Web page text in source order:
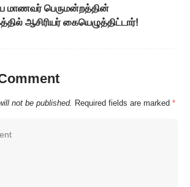
மாணவர் பெருமன்றத்தின்
ஆசிரியர் கையெழுத்திட்டார்!
not be published. Required fields are marked *